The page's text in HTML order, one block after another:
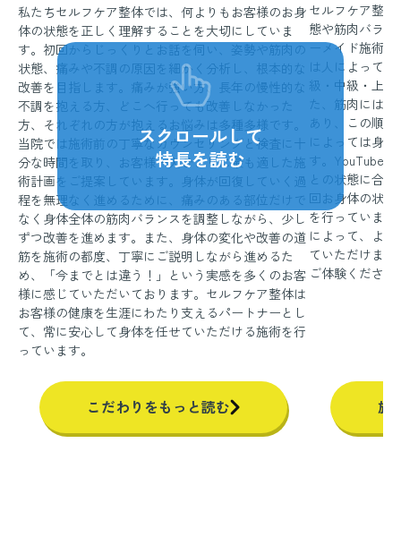
スクロールして
特長を読む
私たちセルフケア整体では、何よりもお客様のお身
体の状態を正しく理解することを大切にしていま
す。初回からじっくりとお話を伺い、姿勢や筋肉の
状態、痛みや不調の原因を細かく分析し、根本的な
改善を目指します。痛みが強い方、長年の慢性的な
不調を抱える方、どこへ行っても改善しなかった
方、それぞれの方が抱えるお悩みは多種多様です。
当院では施術前の丁寧なカウンセリングと検査に十
分な時間を取り、お客様一人ひとりに最も適した施
術計画をご提案しています。身体が回復していく過
程を無理なく進めるために、痛みのある部位だけで
なく身体全体の筋肉バランスを調整しながら、少し
ずつ改善を進めます。また、身体の変化や改善の道
筋を施術の都度、丁寧にご説明しながら進めるた
め、「今までとは違う！」という実感を多くのお客
様に感じていただいております。セルフケア整体は
お客様の健康を生涯にわたり支えるパートナーとし
て、常に安心して身体を任せていただける施術を行
っています。
こだわりをもっと読む
セルフケア整
態や筋肉バラ
ーメイド施術
は人によって
級・中級・上
た、筋肉には
あり、この順
によっては身
す。YouTube
との状態に合
回お身体の状
を行っていま
によって、よ
ていただけま
ご体験ください
施